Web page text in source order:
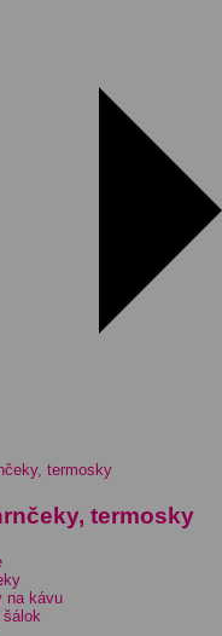
termosky
na kávu
šálok